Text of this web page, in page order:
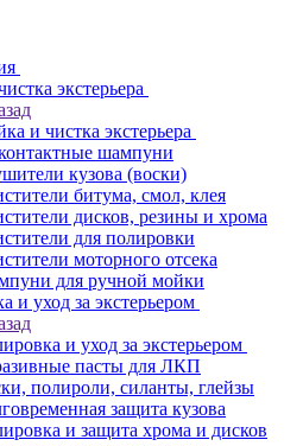
экстерьера
и чистка экстерьера
шампуни
кузова (воски)
битума, смол, клея
дисков, резины и хрома
для полировки
моторного отсека
для ручной мойки
и уход за экстерьером
и уход за экстерьером
пасты для ЛКП
полироли, силанты, глейзы
защита кузова
и защита хрома и дисков